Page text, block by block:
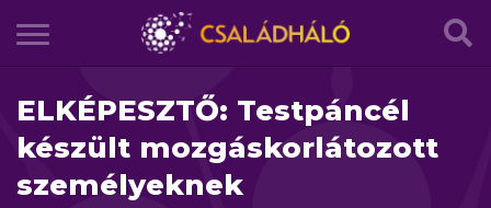
ELKÉPESZTŐ: Testpáncél
készült mozgáskorlátozott
személyeknek